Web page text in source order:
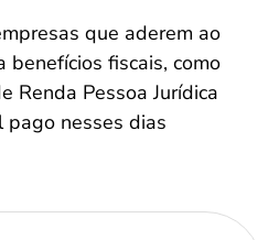
que aderem ao
fiscais, como
Renda Pessoa Jurídica
nesses dias